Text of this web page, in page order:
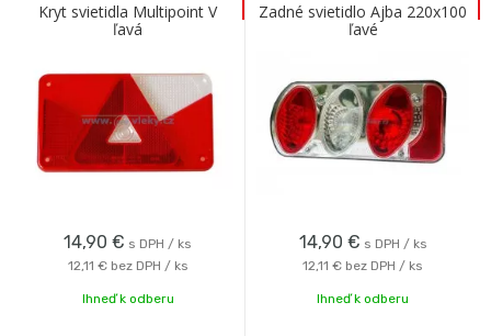
Kryt svietidla Multipoint V
ľavá
14,90 € s DPH / ks
12,11 € bez DPH / ks
Ihneď k odberu
Zadné svietidlo Ajba 220x100
ľavé
14,90 € s DPH / ks
12,11 € bez DPH / ks
Ihneď k odberu